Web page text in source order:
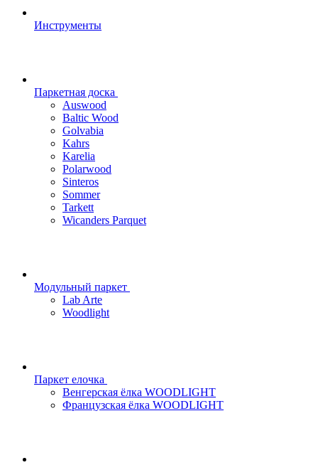
Инструменты
Паркетная доска
Auswood
Baltic Wood
Golvabia
Kahrs
Karelia
Polarwood
Sinteros
Sommer
Tarkett
Wicanders Parquet
Модульный паркет
Lab Arte
Woodlight
Паркет елочка
Венгерская ёлка WOODLIGHT
Французская ёлка WOODLIGHT